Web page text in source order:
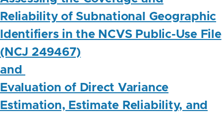
Reliability of Subnational Geographic
Identifiers in the NCVS Public-Use File
(NCJ 249467)
and
Evaluation of Direct Variance
Estimation, Estimate Reliability, and